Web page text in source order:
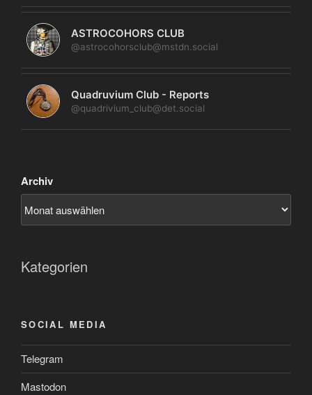
ASTROCOHORS CLUB
@astrocohorsclub@mstdn.social
Quadruvium Club - Reports
@quadrivium_club@det.social
Archiv
Kategorien
SOCIAL MEDIA
Telegram
Mastodon